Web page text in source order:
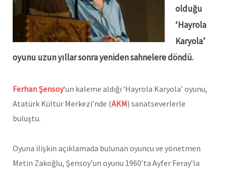
olduğu
‘Hayrola
Karyola’
oyunu uzun yıllar sonra yeniden sahnelere döndü.
Ferhan Şensoy‘un kaleme aldığı ‘Hayrola Karyola’ oyunu,
Atatürk Kültür Merkezi’nde (AKM) sanatseverlerle
buluştu.
Oyuna ilişkin açıklamada bulunan oyuncu ve yönetmen
Metin Zakoğlu, Şensoy’un oyunu 1960’ta Ayfer Feray’la